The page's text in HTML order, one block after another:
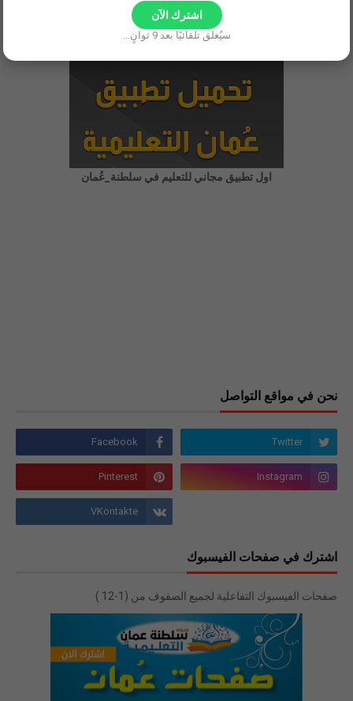
اشترك الآن
سيُغلق تلقائيًا بعد8 ثوانٍ...
موقع ملخصات الصف الرابع
محرك البحث التعليمي
اول تطبيق مجاني للتعليم في سلطنة_عُمان
نحن في مواقع التواصل
اشترك في صفحات الفيسبوك
صفحات الفيسبوك التفاعلية لجميع الصفوف من (1-12 )